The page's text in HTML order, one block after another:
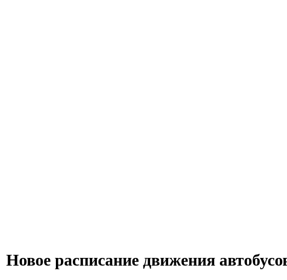
Новое расписание движения